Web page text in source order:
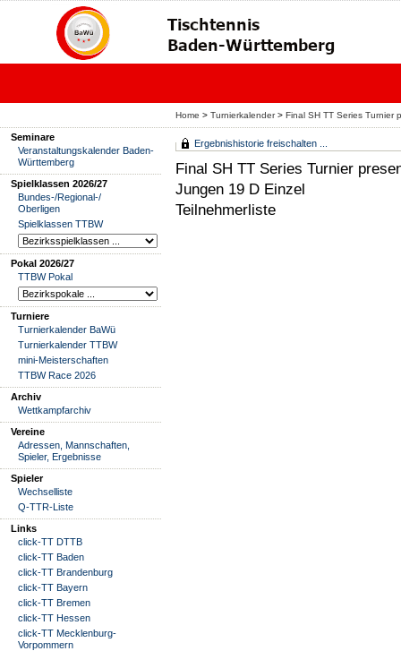
Home > Turnierkalender> Final SH TT Series Turnier
Seminare
Veranstaltungskalender Baden-
Württemberg
Spielklassen 2026/27
Bundes-/Regional-/
Oberligen
Spielklassen TTBW
Pokal 2026/27
TTBW Pokal
Turniere
Turnierkalender BaWü
Turnierkalender TTBW
mini-Meisterschaften
TTBW Race 2026
Archiv
Wettkampfarchiv
Vereine
Adressen, Mannschaften,
Spieler, Ergebnisse
Spieler
Wechselliste
Q-TTR-Liste
Links
click-TT DTTB
click-TT Baden
click-TT Brandenburg
click-TT Bayern
click-TT Bremen
click-TT Hessen
click-TT Mecklenburg-
Vorpommern
Ergebnishistorie freischalten ...
Final SH TT Series Turnier
Jungen 19 D Einzel
Teilnehmerliste